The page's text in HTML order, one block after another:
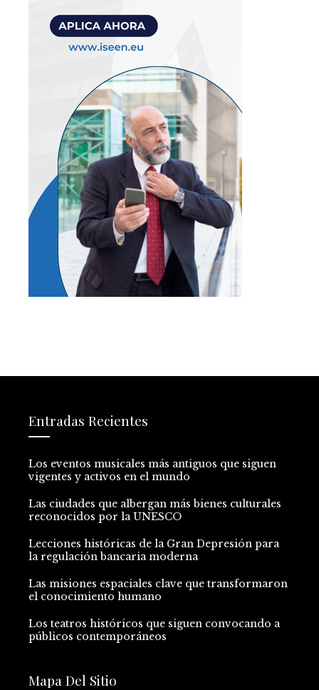
Entradas Recientes
Los eventos musicales más antiguos que siguen
vigentes y activos en el mundo
Las ciudades que albergan más bienes culturales
reconocidos por la UNESCO
Lecciones históricas de la Gran Depresión para
la regulación bancaria moderna
Las misiones espaciales clave que transformaron
el conocimiento humano
Los teatros históricos que siguen convocando a
públicos contemporáneos
Mapa Del Sitio